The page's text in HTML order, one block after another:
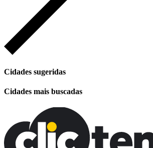
Cidades sugeridas
Cidades mais buscadas